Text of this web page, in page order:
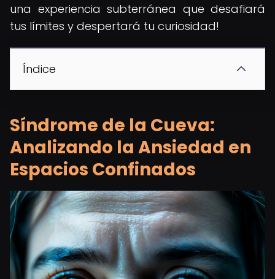
una experiencia subterránea que desafiará
tus límites y despertará tu curiosidad!
Índice
Síndrome de la Cueva:
Analizando la Ansiedad en
Espacios Confinados